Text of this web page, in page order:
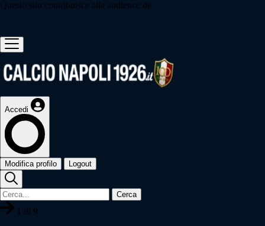
Questo sito contribuisce alla audience de
Accedi
Modifica profilo Logout
Cerca
1 di 9